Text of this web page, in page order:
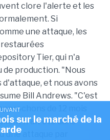
clore l'alerte et les
Si
une attaque, les
Tier, qui n'a
de production. "Nous
et nous avons
Bill Andrews. "C'est
de 12 mois
n'ait été dans
attaque par
sur le marché de la